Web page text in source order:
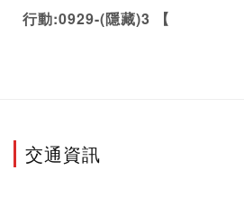
行動:0929-(隱藏)3 【
交通資訊